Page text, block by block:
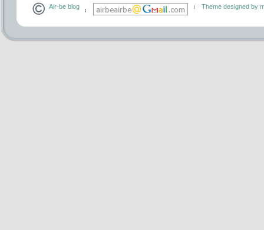
Air-be blog Theme designed by